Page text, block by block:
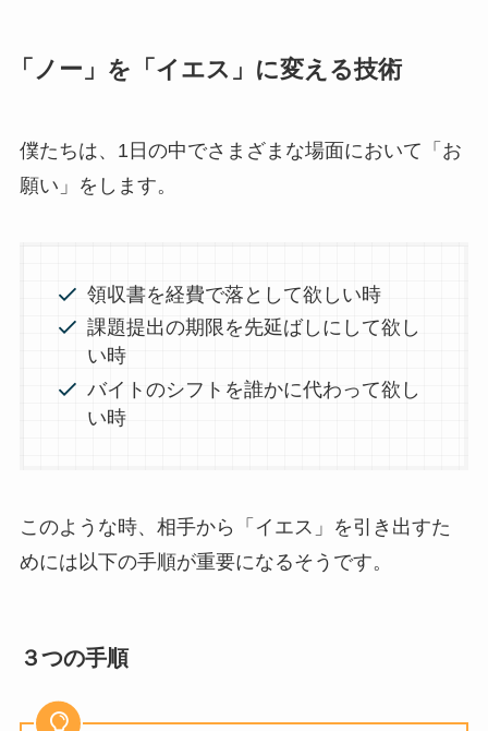
「ノー」を「イエス」に変える技術
僕たちは、1日の中でさまざまな場面において「お
願い」をします。
領収書を経費で落として欲しい時
課題提出の期限を先延ばしにして欲し
い時
バイトのシフトを誰かに代わって欲し
い時
このような時、相手から「イエス」を引き出すた
めには以下の手順が重要になるそうです。
３つの手順